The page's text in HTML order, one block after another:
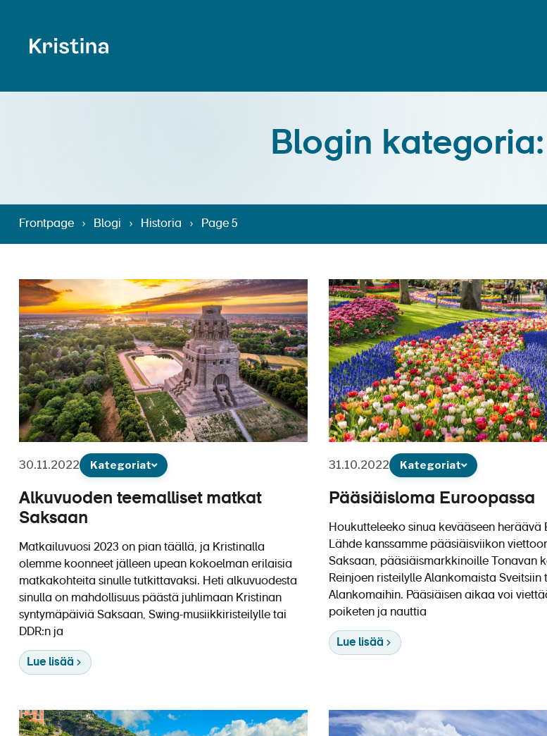
Blogin
Frontpage › Blogi › Historia › Page 5
30.11.2022 Kategoriat
Alkuvuoden teemalliset matkat
Saksaan
Matkailuvuosi 2023 on pian täällä, ja Kristinalla
olemme koonneet jälleen upean kokoelman erilaisia
matkakohteita sinulle tutkittavaksi. Heti alkuvuodesta
sinulla on mahdollisuus päästä juhlimaan Kristinan
syntymäpäiviä Saksaan, Swing-musiikkiristeilylle tai
DDR:n ja
Lue lisää
31.10.2022 Kategoriat
Pääsiäisloma Euroopassa
Houkutteleeko sinua kevääseen heräävä
Lähde kanssamme pääsiäisviikon
Saksaan, pääsiäismarkkinoille Tonavan
Reinjoen risteilylle Alankomaista Sveitsiin
Alankomaihin. Pääsiäisen aikaa voi
poiketen ja nauttia
Lue lisää